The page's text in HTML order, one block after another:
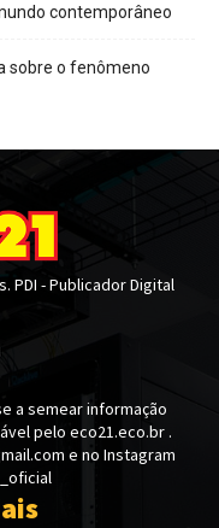
contemporâneo
sobre o fenômeno
PDI - Publicador Digital
a semear informação
pelo eco21.eco.br .
e no Instagram